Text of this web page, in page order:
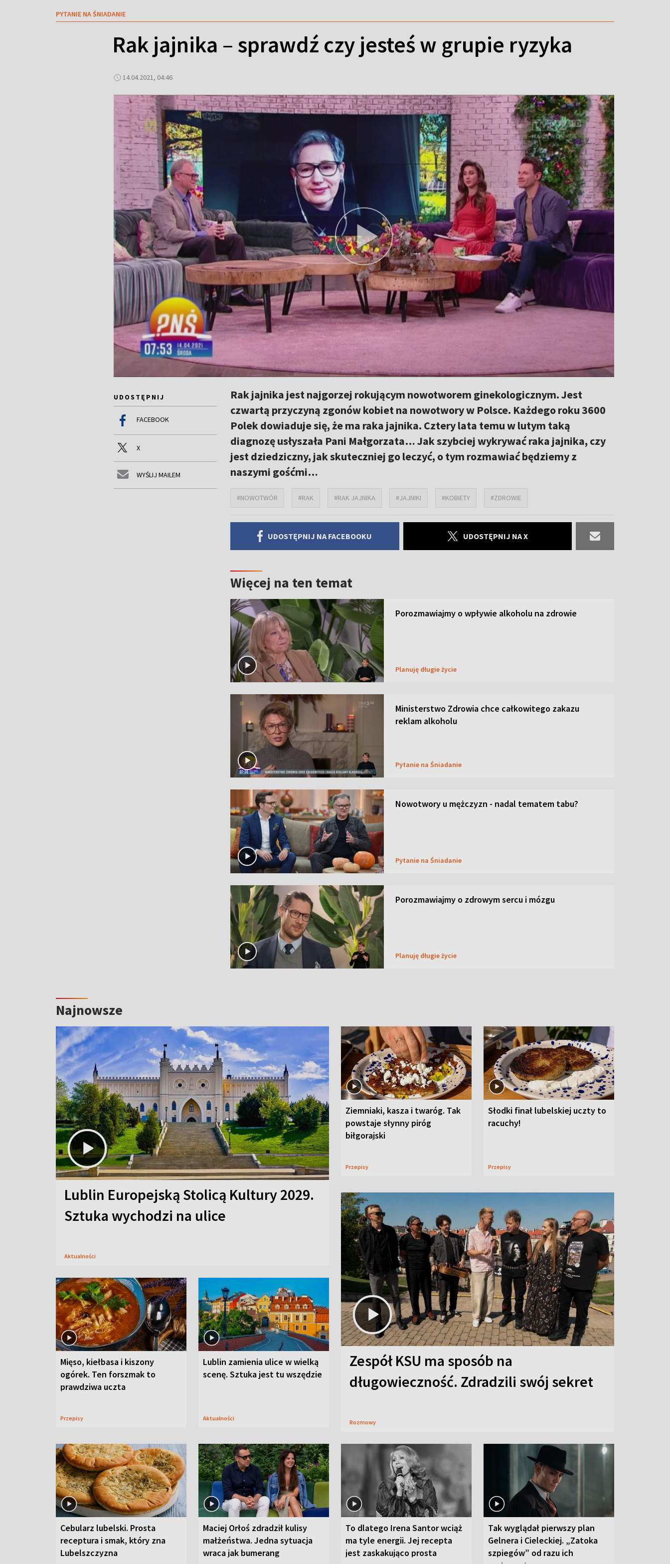
PYTANIE NA ŚNIADANIE
Rak jajnika – sprawdź czy jesteś w grupie ryzyka
14.04.2021, 04:46
UDOSTĘPNIJ
FACEBOOK
X
WYŚLIJ MAILEM
Rak jajnika jest najgorzej rokującym nowotworem ginekologicznym. Jest
czwartą przyczyną zgonów kobiet na nowotwory w Polsce. Każdego roku 3600
Polek dowiaduje się, że ma raka jajnika. Cztery lata temu w lutym taką
diagnozę usłyszała Pani Małgorzata… Jak szybciej wykrywać raka jajnika, czy
jest dziedziczny, jak skuteczniej go leczyć, o tym rozmawiać będziemy z
naszymi gośćmi…
#NOWOTWÓR #RAK #RAK JAJNIKA #JAJNIKI #KOBIETY #ZDROWIE
UDOSTĘPNIJ NA FACEBOOKU UDOSTĘPNIJ NA X
Więcej na ten temat
Porozmawiajmy o wpływie alkoholu na zdrowie
Planuję długie życie
Ministerstwo Zdrowia chce całkowitego zakazu
reklam alkoholu
Pytanie na Śniadanie
Nowotwory u mężczyzn - nadal tematem tabu?
Pytanie na Śniadanie
Porozmawiajmy o zdrowym sercu i mózgu
Planuję długie życie
Najnowsze
Lublin Europejską Stolicą Kultury 2029.
Sztuka wychodzi na ulice
Aktualności
Ziemniaki, kasza i twaróg. Tak
powstaje słynny piróg
biłgorajski
Przepisy
Słodki finał lubelskiej uczty to
racuchy!
Przepisy
Mięso, kiełbasa i kiszony
ogórek. Ten forszmak to
prawdziwa uczta
Przepisy
Lublin zamienia ulice w wielką
scenę. Sztuka jest tu wszędzie
Aktualności
Zespół KSU ma sposób na
długowieczność. Zdradzili swój sekret
Rozmowy
Cebularz lubelski. Prosta
receptura i smak, który zna
Lubelszczyzna
Maciej Orłoś zdradził kulisy
małżeństwa. Jedna sytuacja
wraca jak bumerang
To dlatego Irena Santor wciąż
ma tyle energii. Jej recepta
jest zaskakująco prosta
Tak wyglądał pierwszy plan
Gelnera i Cieleckiej. „Zatoka
szpiegów” od razu ich